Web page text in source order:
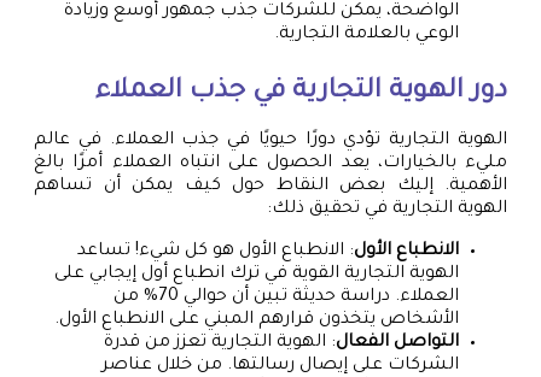
الواضحة، يمكن للشركات جذب جمهور أوسع وزيادة
الوعي بالعلامة التجارية.
دور الهوية التجارية في جذب العملاء
الهوية التجارية تؤدي دورًا حيويًا في جذب العملاء. في عالم
مليء بالخيارات، يعد الحصول على انتباه العملاء أمرًا بالغ
الأهمية. إليك بعض النقاط حول كيف يمكن أن تساهم
الهوية التجارية في تحقيق ذلك:
الانطباع الأول: الانطباع الأول هو كل شيء! تساعد
الهوية التجارية القوية في ترك انطباع أول إيجابي على
العملاء. دراسة حديثة تبين أن حوالي 70% من
الأشخاص يتخذون قرارهم المبني على الانطباع الأول.
التواصل الفعال: الهوية التجارية تعزز من قدرة
الشركات على إيصال رسالتها. من خلال عناصر